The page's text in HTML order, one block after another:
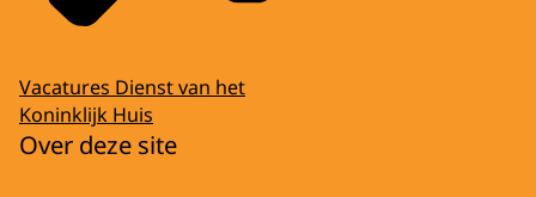
Vacatures Dienst van het
Koninklijk Huis
Over deze site